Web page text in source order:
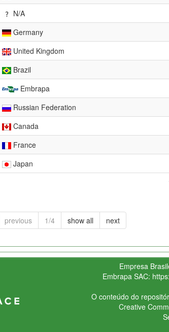
N/A
Germany
United Kingdom
Brazil
Embrapa
Russian Federation
Canada
France
Japan
previous 1/4 show all next
Empresa
Embrapa SAC:
O conteúdo do
Creative